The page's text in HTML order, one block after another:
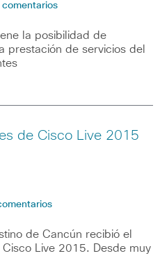
comentarios
la posibilidad de
prestación de servicios del
de Cisco Live 2015
de Cancún recibió el
Live 2015. Desde muy